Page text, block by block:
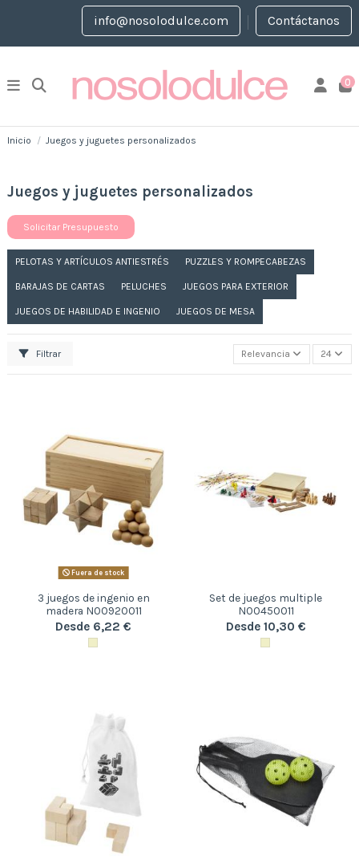
info@nosolodulce.com Contáctanos
0
Inicio Juegos y juguetes personalizados
Juegos y juguetes personalizados
Solicitar Presupuesto
PELOTAS Y ARTÍCULOS ANTIESTRÉS PUZZLES Y ROMPECABEZAS
BARAJAS DE CARTAS PELUCHES JUEGOS PARA EXTERIOR
JUEGOS DE HABILIDAD E INGENIO JUEGOS DE MESA
Filtrar Relevancia 24
Fuera de stock
3 juegos de ingenio en
madera N00920011
Desde 6,22 €
Set de juegos multiple
N00450011
Desde 10,30 €